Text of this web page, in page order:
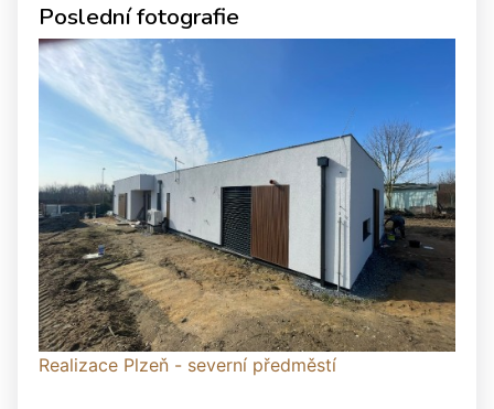
Poslední fotografie
Realizace Plzeň - severní předměstí